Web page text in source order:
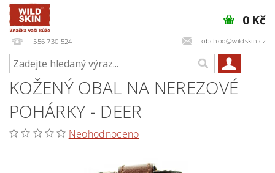
556 730 524 obchod@wildskin.cz
0 Kč
KOŽENÝ OBAL NA NEREZOVÉ
POHÁRKY - DEER
Neohodnoceno